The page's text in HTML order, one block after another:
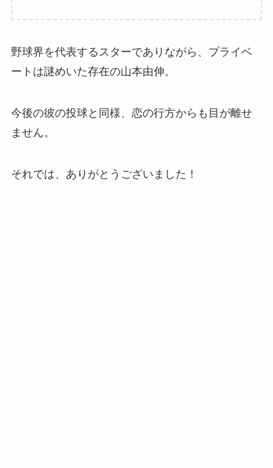
野球界を代表するスターでありながら、プライベ
ートは謎めいた存在の山本由伸。
今後の彼の投球と同様、恋の行方からも目が離せ
ません。
それでは、ありがとうございました！